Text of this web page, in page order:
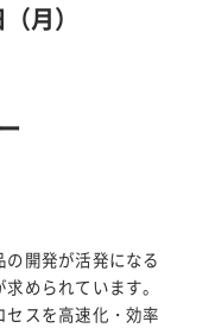
月）
開発が活発になる
められています。
スを高速化・効率